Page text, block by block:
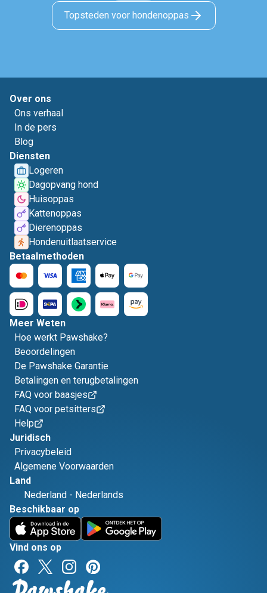
Topsteden voor hondenoppas
Over ons
Ons verhaal
In de pers
Blog
Diensten
Logeren
Dagopvang hond
Huisoppas
Kattenoppas
Dierenoppas
Hondenuitlaatservice
Betaalmethoden
Meer Weten
Hoe werkt Pawshake?
Beoordelingen
De Pawshake Garantie
Betalingen en terugbetalingen
FAQ voor baasjes
FAQ voor petsitters
Help
Juridisch
Privacybeleid
Algemene Voorwaarden
Land
Nederland - Nederlands
Beschikbaar op
Vind ons op